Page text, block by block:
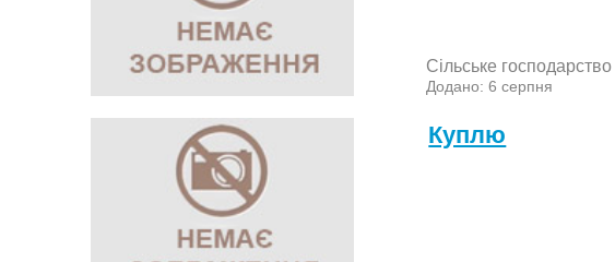
Сільське господарство
Додано: 6 серпня
Куплю